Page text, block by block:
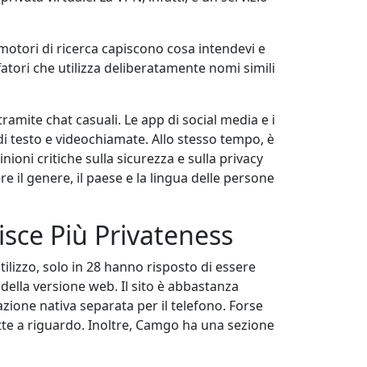
di ricerca capiscono cosa intendevi e
che utilizza deliberatamente nomi simili
chat casuali. Le app di social media e i
e videochiamate. Allo stesso tempo, è
critiche sulla sicurezza e sulla privacy
il genere, il paese e la lingua delle persone
Più Privateness
solo in 28 hanno risposto di essere
versione web. Il sito è abbastanza
nativa separata per il telefono. Forse
a riguardo. Inoltre, Camgo ha una sezione